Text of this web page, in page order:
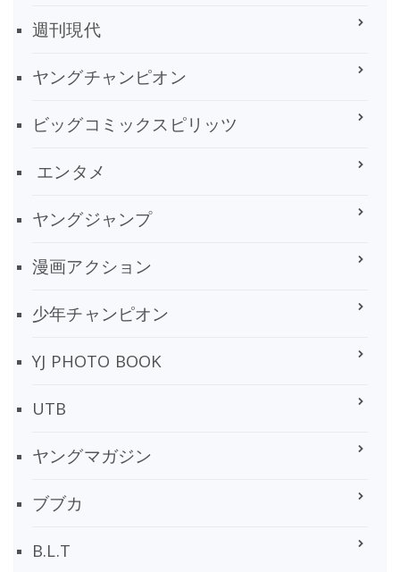
週刊現代
ヤングチャンピオン
ビッグコミックスピリッツ
エンタメ
ヤングジャンプ
漫画アクション
少年チャンピオン
YJ PHOTO BOOK
UTB
ヤングマガジン
ブブカ
B.L.T